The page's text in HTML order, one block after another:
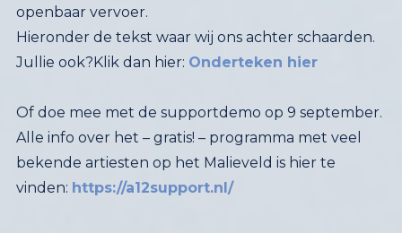
openbaar vervoer.
Hieronder de tekst waar wij ons achter schaarden.
Jullie ook?Klik dan hier: Onderteken hier
Of doe mee met de supportdemo op 9 september.
Alle info over het – gratis! – programma met veel
bekende artiesten op het Malieveld is hier te
vinden: https://a12support.nl/